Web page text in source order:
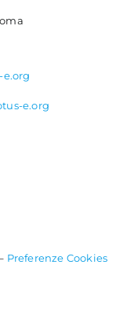
e.org
Preferenze Cookies